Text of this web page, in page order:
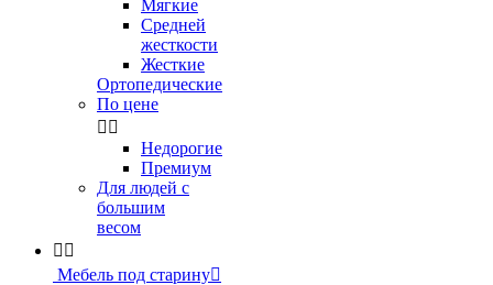
Мягкие
Средней
жесткости
Жесткие
Ортопедические
По цене
 
Недорогие
Премиум
Для людей с
большим
весом
 
Мебель под старину